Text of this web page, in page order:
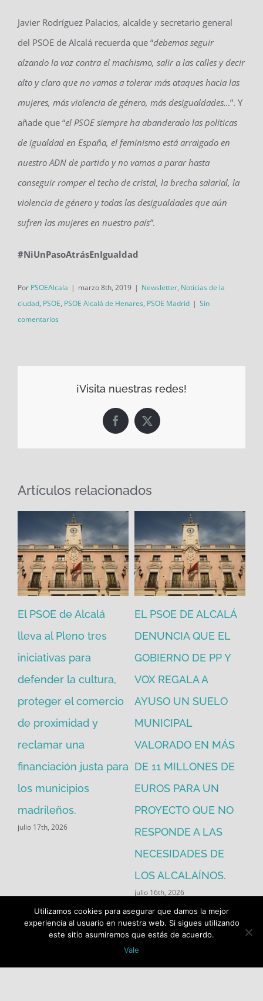
Javier Rodríguez Palacios, alcalde y secretario general
del PSOE de Alcalá recuerda que “debemos seguir
alzando la voz contra el machismo, salir a las calles y decir
alto y claro que no vamos a tolerar más ataques hacia las
mujeres, más violencia de género, más desigualdades…”. Y
añade que “el PSOE siempre ha abanderado las políticas
de igualdad en España, el feminismo está arraigado en
nuestro ADN de partido y no vamos a parar hasta
conseguir romper el techo de cristal, la brecha salarial, la
violencia de género y todas las desigualdades que aún
sufren las mujeres en nuestro país”.
#NiUnPasoAtrásEnIgualdad
Por PSOEAlcala | marzo 8th, 2019 | Newsletter, Noticias de la
ciudad, PSOE, PSOE Alcalá de Henares, PSOE Madrid | Sin
comentarios
¡Visita nuestras redes!
Facebook
X
Artículos relacionados
El PSOE de Alcalá
lleva al Pleno tres
iniciativas para
defender la cultura,
proteger el comercio
de proximidad y
reclamar una
financiación justa para
los municipios
madrileños.
julio 17th, 2026
EL PSOE DE ALCALÁ
DENUNCIA QUE EL
GOBIERNO DE PP Y
VOX REGALA A
AYUSO UN SUELO
MUNICIPAL
VALORADO EN MÁS
DE 11 MILLONES DE
EUROS PARA UN
PROYECTO QUE NO
RESPONDE A LAS
NECESIDADES DE
LOS ALCALAÍNOS.
julio 16th, 2026
Utilizamos cookies para asegurar que damos la mejor
experiencia al usuario en nuestra web. Si sigues utilizando
este sitio asumiremos que estás de acuerdo.
Vale